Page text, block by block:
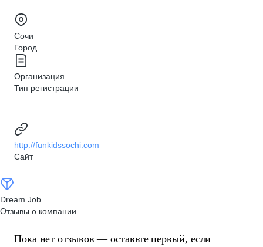
Сочи
Город
Организация
Тип регистрации
http://funkidssochi.com
Сайт
Dream Job
Отзывы о компании
Пока нет отзывов — оставьте первый, если